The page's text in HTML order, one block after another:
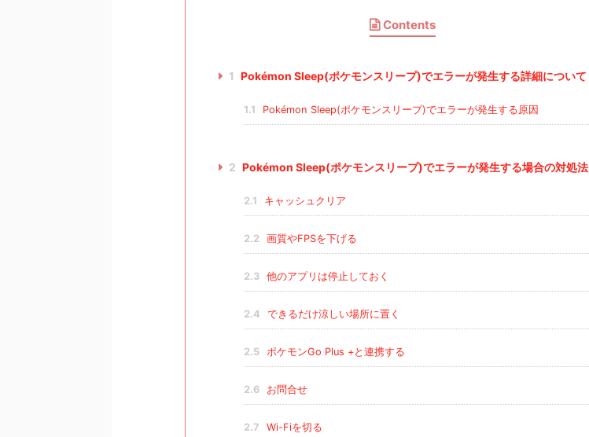
Contents
1 Pokémon Sleep(ポケモンスリープ)でエラーが発生する詳細について
1.1 Pokémon Sleep(ポケモンスリープ)でエラーが発生する原因
2 Pokémon Sleep(ポケモンスリープ)でエラーが発生する場合の対処法
2.1 キャッシュクリア
2.2 画質やFPSを下げる
2.3 他のアプリは停止しておく
2.4 できるだけ涼しい場所に置く
2.5 ポケモンGo Plus +と連携する
2.6 お問合せ
2.7 Wi-Fiを切る